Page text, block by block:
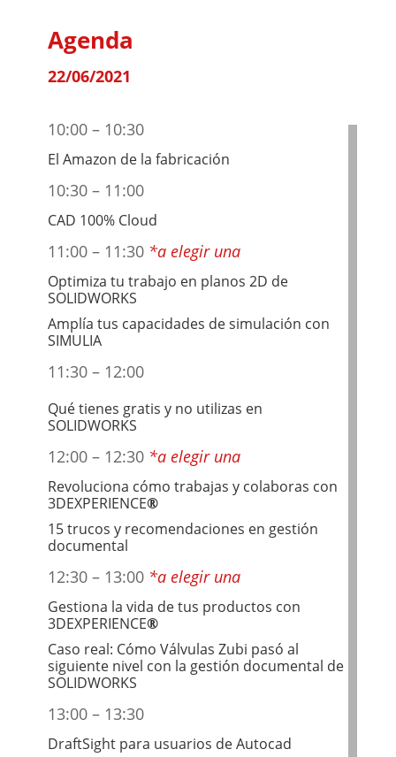
Agenda
22/06/2021
10:00 – 10:30
El Amazon de la fabricación
10:30– 11:00
CAD 100% Cloud
11:00– 11:30 *a elegir una
Optimiza tu trabajo en planos 2D de
SOLIDWORKS
Amplía tus capacidades de simulación con
SIMULIA
11:30– 12:00
Qué tienes gratis y no utilizas en
SOLIDWORKS
12:00 – 12:30 *a elegir una
Revoluciona cómo trabajas y colaboras con
3DEXPERIENCE®
15 trucos y recomendaciones en gestión
documental
12:30 – 13:00 *a elegir una
Gestiona la vida de tus productos con
3DEXPERIENCE®
Caso real: Cómo Válvulas Zubi pasó al
siguiente nivel con la gestión documental de
SOLIDWORKS
13:00 – 13:30
DraftSight para usuarios de Autocad